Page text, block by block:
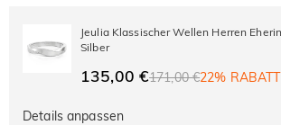
Jeulia Klassischer Wellen Herren
Silber
135,00 €171,00 €22% RABATT
Details anpassen